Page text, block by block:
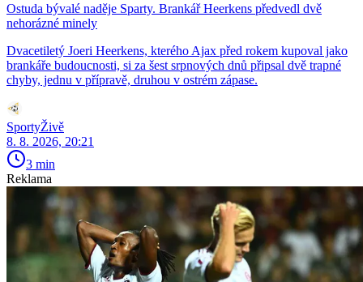
Ostuda bývalé naděje Sparty. Brankář Heerkens předvedl dvě
nehorázné minely
Dvacetiletý Joeri Heerkens, kterého Ajax před rokem kupoval jako
brankáře budoucnosti, si za šest srpnových dnů připsal dvě trapné
chyby, jednu v přípravě, druhou v ostrém zápase.
SportyŽivě
8. 8. 2026, 20:21
3 min
Reklama